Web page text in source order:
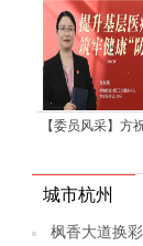
【委员风采】方
城市杭州
枫香大道换